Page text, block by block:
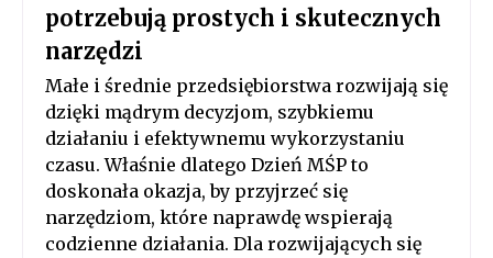
potrzebują prostych i skutecznych
narzędzi
Małe i średnie przedsiębiorstwa rozwijają się
dzięki mądrym decyzjom, szybkiemu
działaniu i efektywnemu wykorzystaniu
czasu. Właśnie dlatego Dzień MŚP to
doskonała okazja, by przyjrzeć się
narzędziom, które naprawdę wspierają
codzienne działania. Dla rozwijających się